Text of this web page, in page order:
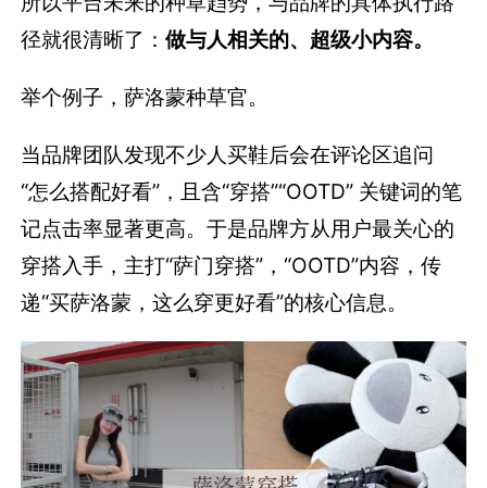
径就很清晰了：做与人相关的、超级小内容。
举个例子，萨洛蒙种草官。
当品牌团队发现不少人买鞋后会在评论区追问
“怎么搭配好看”，且含“穿搭”“OOTD” 关键词的笔
记点击率显著更高。于是品牌方从用户最关心的
穿搭入手，主打“萨门穿搭”，“OOTD”内容，传
递“买萨洛蒙，这么穿更好看”的核心信息。